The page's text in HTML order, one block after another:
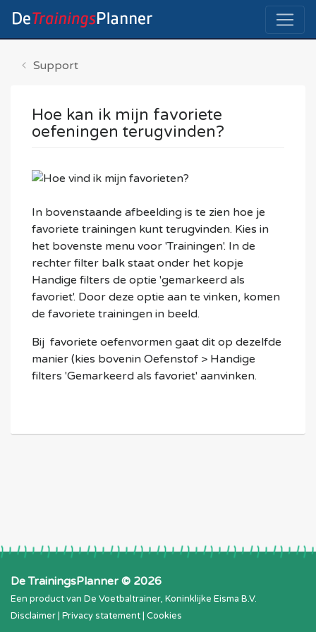
Support
Hoe kan ik mijn favoriete
oefeningen terugvinden?
In bovenstaande afbeelding is te zien hoe je
favoriete trainingen kunt terugvinden. Kies in
het bovenste menu voor 'Trainingen'. In de
rechter filter balk staat onder het kopje
Handige filters de optie 'gemarkeerd als
favoriet'. Door deze optie aan te vinken, komen
de favoriete trainingen in beeld.
Bij favoriete oefenvormen gaat dit op dezelfde
manier (kies bovenin Oefenstof > Handige
filters 'Gemarkeerd als favoriet' aanvinken.
De TrainingsPlanner © 2026
Een product van De Voetbaltrainer, Koninklijke Eisma B.V.
Disclaimer | Privacy statement | Cookies